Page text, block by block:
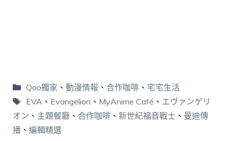
Qoo獨家 、 動漫情報 、 合作咖啡、 宅宅生活
EVA、 Evangelion 、 MyAnime Café 、 エヴァンゲリ
オン 、 主題餐廳 、 合作咖啡 、 新世紀福音戰士 、 曼迪傳
播 、 編輯精選